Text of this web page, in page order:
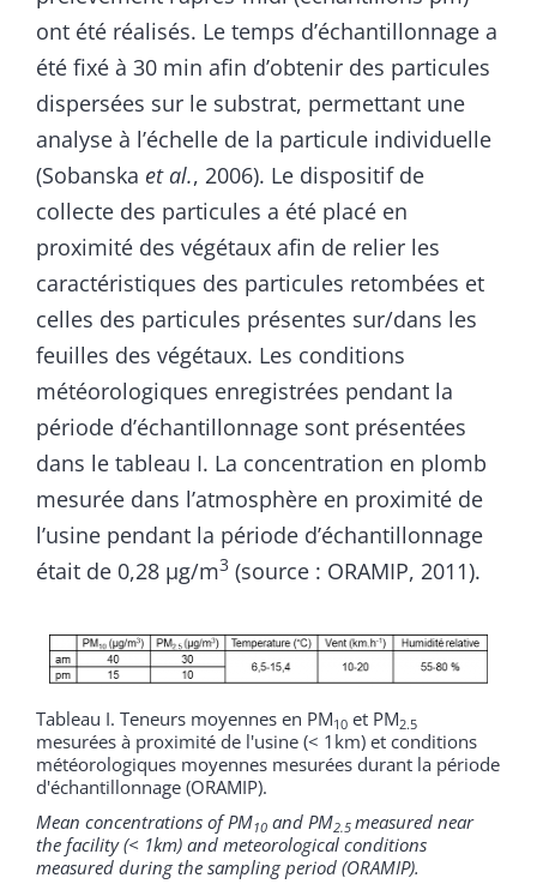
ont été réalisés. Le temps d’échantillonnage a
été fixé à 30 min afin d’obtenir des particules
dispersées sur le substrat, permettant une
analyse à l’échelle de la particule individuelle
(Sobanska et al., 2006). Le dispositif de
collecte des particules a été placé en
proximité des végétaux afin de relier les
caractéristiques des particules retombées et
celles des particules présentes sur/dans les
feuilles des végétaux. Les conditions
météorologiques enregistrées pendant la
période d’échantillonnage sont présentées
dans le tableau I. La concentration en plomb
mesurée dans l’atmosphère en proximité de
l’usine pendant la période d’échantillonnage
était de 0,28 µg/m3 (source : ORAMIP, 2011).
Tableau I. Teneurs moyennes en PM10 et PM2.5
mesurées à proximité de l'usine (< 1km) et conditions
météorologiques moyennes mesurées durant la période
d'échantillonnage (ORAMIP).
Mean concentrations of PM10 and PM2.5 measured near
the facility (< 1km) and meteorological conditions
measured during the sampling period (ORAMIP).